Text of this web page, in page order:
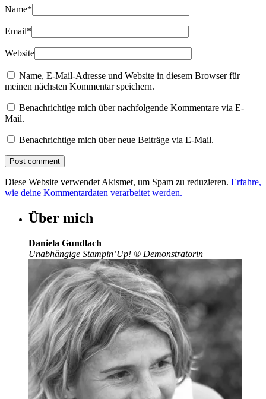
Name*
Email*
Website
Name, E-Mail-Adresse und Website in diesem Browser für
meinen nächsten Kommentar speichern.
Benachrichtige mich über nachfolgende Kommentare via E-
Mail.
Benachrichtige mich über neue Beiträge via E-Mail.
Diese Website verwendet Akismet, um Spam zu reduzieren. Erfahre,
wie deine Kommentardaten verarbeitet werden.
Über mich
Daniela Gundlach
Unabhängige Stampin’Up! ® Demonstratorin